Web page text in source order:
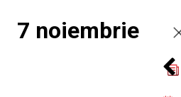
7 noiembrie